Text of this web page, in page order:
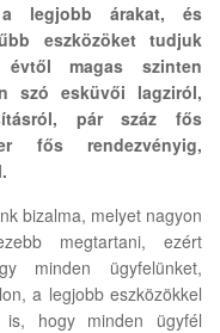
a legjobb árakat, és
eszközöket tudjuk
magas szinten
szó esküvői lagziról,
pár száz fős
fős rendezvényig,
bizalma, melyet nagyon
megtartani, ezért
minden ügyfelünket,
a legjobb eszközökkel
hogy minden ügyfél